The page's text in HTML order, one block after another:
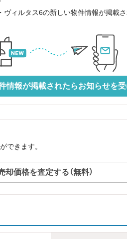
ィルタス6の新しい物件情報が掲載
情報が掲載されたらお知らせを
できます。
価格を査定する（無料）